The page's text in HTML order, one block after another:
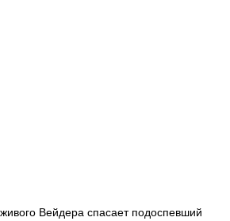
Вейдера спасает подоспевший